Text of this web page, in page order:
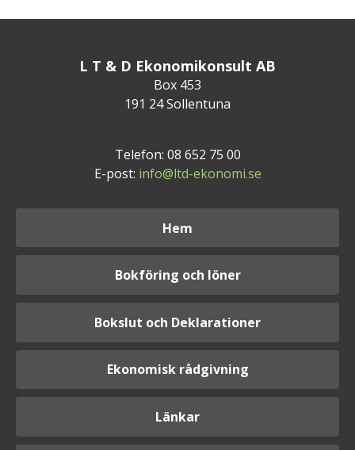
L T & D Ekonomikonsult AB
Box 453
191 24 Sollentuna
Telefon: 08 652 75 00
E-post: info@ltd-ekonomi.se
Hem
Bokföring och löner
Bokslut och Deklarationer
Ekonomisk rådgivning
Länkar